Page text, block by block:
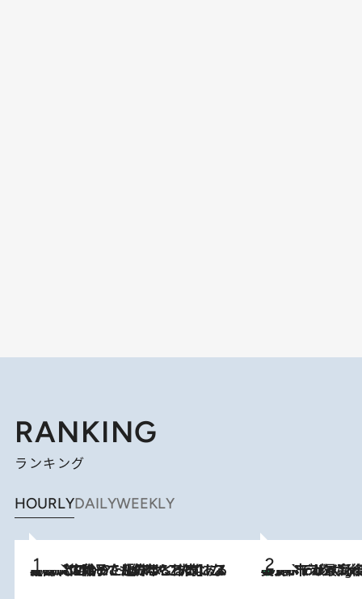
RANKING
ランキング
HOURLYDAILYWEEKLY
2026.8.5
【阿川佐和子さんの年とる力】なぜ70代で始めた趣味は“こんなに楽しい”のか？ ピアノ、俳句…スランプに陥っても続けられる“ある秘訣”とは 10 Hours Ago
美食、デザイン、ホスピタリティのすべてが最高峰！ ノルウェー第4の都市スタヴァンゲルの